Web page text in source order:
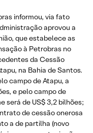
informou, via fato
aprovou a
que estabelece as
à Petrobras no
da Cessão
na Bahia de Santos.
campo de Atapu, a
e pelo campo de
será de US$ 3,2 bilhões;
de cessão onerosa
a de partilha (novo